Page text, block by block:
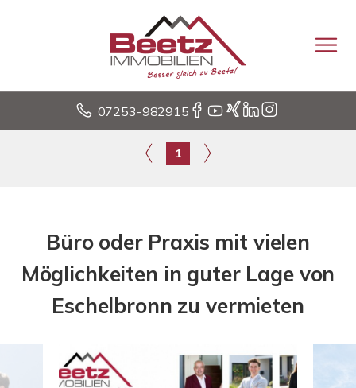
07253-982915
1
Büro oder Praxis mit vielen
Möglichkeiten in guter Lage von
Eschelbronn zu vermieten